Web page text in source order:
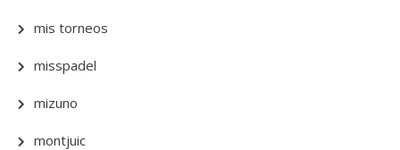
mis torneos
misspadel
mizuno
montjuic